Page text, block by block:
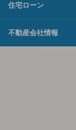
住宅ローン
不動産会社情報